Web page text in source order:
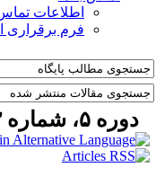
اطلاعات تماس
فرم برقراری
دوره ۵، شماره ۳ - ( پاییز ۱۳۸۲ )